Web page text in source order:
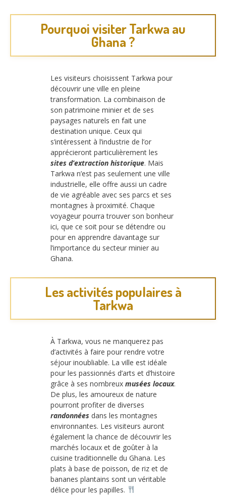
Pourquoi visiter Tarkwa au
Ghana ?
Les visiteurs choisissent Tarkwa pour
découvrir une ville en pleine
transformation. La combinaison de
son patrimoine minier et de ses
paysages naturels en fait une
destination unique. Ceux qui
s’intéressent à l’industrie de l’or
apprécieront particulièrement les
sites d’extraction historique. Mais
Tarkwa n’est pas seulement une ville
industrielle, elle offre aussi un cadre
de vie agréable avec ses parcs et ses
montagnes à proximité. Chaque
voyageur pourra trouver son bonheur
ici, que ce soit pour se détendre ou
pour en apprendre davantage sur
l’importance du secteur minier au
Ghana.
Les activités populaires à
Tarkwa
À Tarkwa, vous ne manquerez pas
d’activités à faire pour rendre votre
séjour inoubliable. La ville est idéale
pour les passionnés d’arts et d’histoire
grâce à ses nombreux musées locaux.
De plus, les amoureux de nature
pourront profiter de diverses
randonnées dans les montagnes
environnantes. Les visiteurs auront
également la chance de découvrir les
marchés locaux et de goûter à la
cuisine traditionnelle du Ghana. Les
plats à base de poisson, de riz et de
bananes plantains sont un véritable
délice pour les papilles.